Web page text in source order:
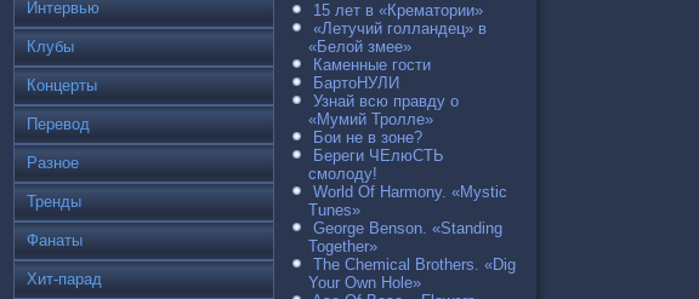
Интервью
Клубы
Концерты
Перевод
Разное
Тренды
Фанаты
Хит-парад
15 лет в «Крематории»
«Летучий голландец» в
«Белой змее»
Каменные гости
БартоНУЛИ
Узнай всю правду о
«Мумий Тролле»
Бои не в зоне?
Береги ЧЕлюСТЬ
смолоду!
World Of Harmony. «Mystic
Tunes»
George Benson. «Standing
Together»
The Chemical Brothers. «Dig
Your Own Hole»